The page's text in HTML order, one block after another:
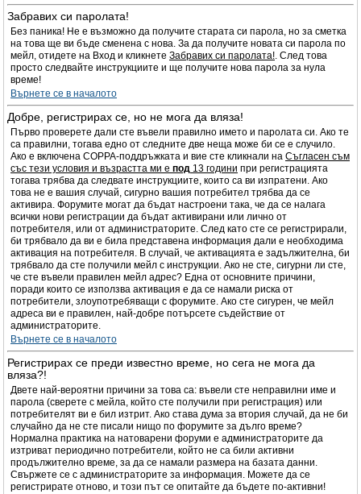
Забравих си паролата!
Без паника! Не е възможно да получите старата си парола, но за сметка
на това ще ви бъде сменена с нова. За да получите новата си парола по
мейл, отидете на Вход и кликнете Забравих си паролата!. След това
просто следвайте инструкциите и ще получите нова парола за нула
време!
Върнете се в началото
Добре, регистрирах се, но не мога да вляза!
Първо проверете дали сте въвели правилно името и паролата си. Ако те
са правилни, тогава едно от следните две неща може би се е случило.
Ако е включена COPPA-поддръжката и вие сте кликнали на Съгласен съм
със тези условия и възрастта ми е под 13 години при регистрацията
тогава трябва да следвате инструкциите, които са ви изпратени. Ако
това не е вашия случай, сигурно вашия потребител трябва да се
активира. Форумите могат да бъдат настроени така, че да се налага
всички нови регистрации да бъдат активирани или лично от
потребителя, или от администраторите. След като сте се регистрирали,
би трябвало да ви е била представена информация дали е необходима
активация на потребителя. В случай, че активацията е задължителна, би
трябвало да сте получили мейл с инструкции. Ако не сте, сигурни ли сте,
че сте въвели правилен мейл адрес? Една от основните причини,
поради които се използва активация е да се намали риска от
потребители, злоупотребяващи с форумите. Ако сте сигурен, че мейл
адреса ви е правилен, най-добре потърсете съдействие от
администраторите.
Върнете се в началото
Регистрирах се преди известно време, но сега не мога да
вляза?!
Двете най-вероятни причини за това са: въвели сте неправилни име и
парола (сверете с мейла, който сте получили при регистрация) или
потребителят ви е бил изтрит. Ако става дума за втория случай, да не би
случайно да не сте писали нищо по форумите за дълго време?
Нормална практика на натоварени форуми е администраторите да
изтриват периодично потребители, който не са били активни
продължително време, за да се намали размера на базата данни.
Свържете се с администраторите за информация. Можете да се
регистрирате отново, и този път се опитайте да бъдете по-активни!